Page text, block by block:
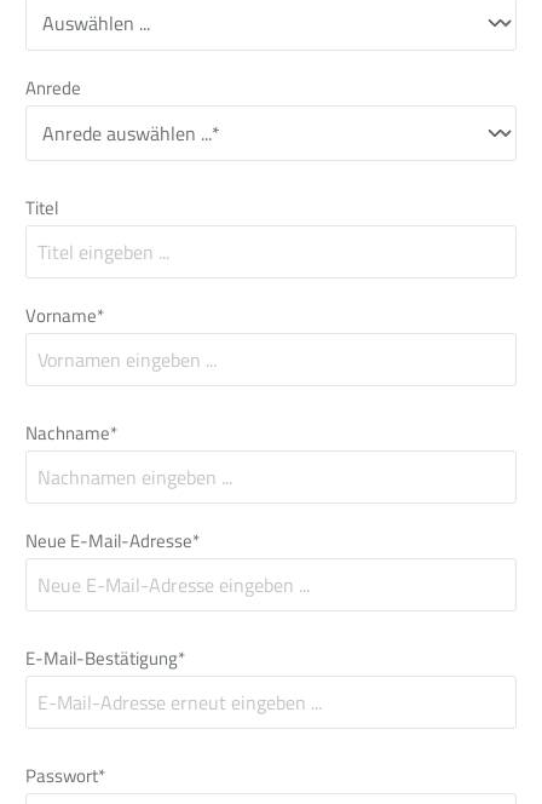
Anrede
Titel
Vorname*
Nachname*
Neue E-Mail-Adresse*
E-Mail-Bestätigung*
Passwort*